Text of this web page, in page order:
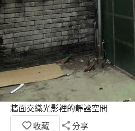
牆面交織光影裡的靜謐空間
收藏
分享